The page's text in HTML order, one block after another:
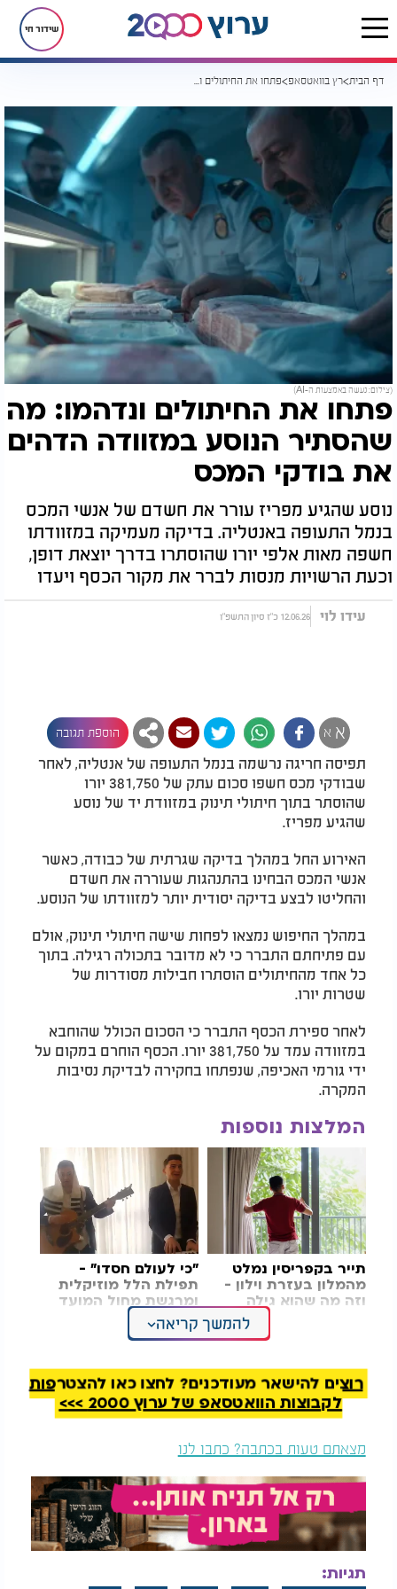
שידור חי
דף הבית רץ בוואטסאפ פתחו את החיתולים ונדהמו: מה שהסתיר הנוסע במזוודה הדהים את בודקי המכס
(צילום: נעשה באמצעות ה-AI)
פתחו את החיתולים ונדהמו: מה
שהסתיר הנוסע במזוודה הדהים
את בודקי המכס
נוסע שהגיע מפריז עורר את חשדם של אנשי המכס
בנמל התעופה באנטליה. בדיקה מעמיקה במזוודתו
חשפה מאות אלפי יורו שהוסתרו בדרך יוצאת דופן,
וכעת הרשויות מנסות לברר את מקור הכסף ויעדו
עידו לוי 12.06.26 כ"ז סיון התשפ"ו
א א הוספת תגובה
תפיסה חריגה נרשמה בנמל התעופה של אנטליה, לאחר
שבודקי מכס חשפו סכום עתק של 381,750 יורו
שהוסתר בתוך חיתולי תינוק במזוודת יד של נוסע
שהגיע מפריז.
האירוע החל במהלך בדיקה שגרתית של כבודה, כאשר
אנשי המכס הבחינו בהתנהגות שעוררה את חשדם
והחליטו לבצע בדיקה יסודית יותר למזוודתו של הנוסע.
במהלך החיפוש נמצאו לפחות שישה חיתולי תינוק, אולם
עם פתיחתם התברר כי לא מדובר בתכולה רגילה. בתוך
כל אחד מהחיתולים הוסתרו חבילות מסודרות של
שטרות יורו.
לאחר ספירת הכסף התברר כי הסכום הכולל שהוחבא
במזוודה עמד על 381,750 יורו. הכסף הוחרם במקום על
ידי גורמי האכיפה, שנפתחו בחקירה לבדיקת נסיבות
המקרה.
המלצות נוספות
תייר בקפריסין נמלט
מהמלון בעזרת וילון -
וזה מה שהוא גילה
"כי לעולם חסדו" -
תפילת הלל מוזיקלית
ומרגשת מחול המועד
למרות שהסתרת מזומנים במטען אינה תופעה חריגה
הסוואה משך תשומת לב מיוחדת. לפי מומחי מכס,
מבריחים בוחרים לעיתים בפריטים שנראים תמימים
במטרה להימנע מבדיקות מעמיקות ולעורר פחות חשד.
עם זאת, אנשי המכס בשדות תעופה בינלאומיים
מאומנים לזהות סימנים חריגים, ובהם משקל לא שגרתי,
אריזה יוצאת דופן או התנהגות מחשידה של נוסעים.
בעקבות התפיסה פתחה הפרקליטות המקומית באנטליה
בחקירה שמטרתה לברר את מקור הכספים, יעדם
והנסיבות שהובילו לניסיון ההברחה. החוקרים בודקים
להמשך קריאה
רוצים להישאר מעודכנים? לחצו כאן להצטרפות
לקבוצות הוואטסאפ של ערוץ 2000 >>>
מצאתם טעות בכתבה? כתבו לנו
תגיות: